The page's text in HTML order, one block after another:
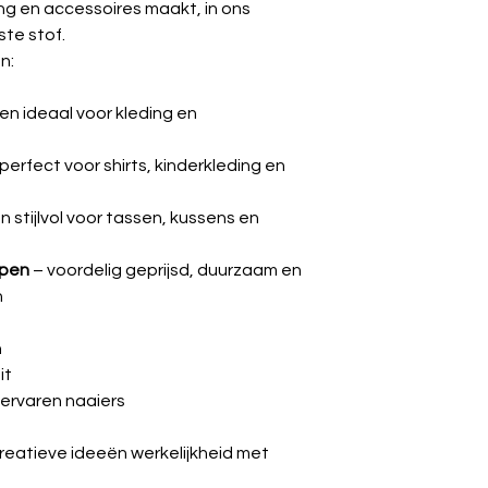
en accessoires maakt, in ons
stof.
ideaal voor kleding en
voor shirts, kinderkleding en
stijlvol voor tassen, kussens en
– voordelig geprijsd, duurzaam en
naaiers
ideeën werkelijkheid met